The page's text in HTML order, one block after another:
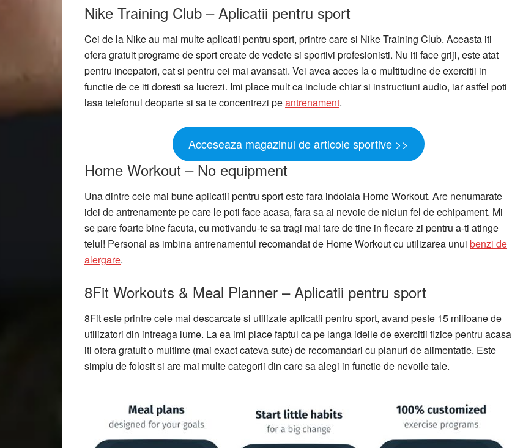
Nike Training Club – Aplicatii pentru sport
Cei de la Nike au mai multe aplicatii pentru sport, printre care si Nike Training Club. Aceasta iti
ofera gratuit programe de sport create de vedete si sportivi profesionisti. Nu iti face griji, este atat
pentru incepatori, cat si pentru cei mai avansati. Vei avea acces la o multitudine de exercitii in
functie de ce iti doresti sa lucrezi. Imi place mult ca include chiar si instructiuni audio, iar astfel poti
lasa telefonul deoparte si sa te concentrezi peantrenament.
Acceseaza magazinul de articole sportive >>
Home Workout – No equipment
Una dintre cele mai bune aplicatii pentru sport este fara indoiala Home Workout. Are nenumarate
idei de antrenamente pe care le poti face acasa, fara sa ai nevoie de niciun fel de echipament. Mi
se pare foarte bine facuta, cu motivandu-te sa tragi mai tare de tine in fiecare zi pentru a-ti atinge
telul! Personal as imbina antrenamentul recomandat de Home Workout cu utilizarea unui benzi de
alergare.
8Fit Workouts & Meal Planner – Aplicatii pentru sport
8Fit este printre cele mai descarcate si utilizate aplicatii pentru sport, avand peste 15 milioane de
utilizatori din intreaga lume. La ea imi place faptul ca pe langa ideile de exercitii fizice pentru acasa
iti ofera gratuit o multime (mai exact cateva sute) de recomandari cu planuri de alimentatie. Este
simplu de folosit si are mai multe categorii din care sa alegi in functie de nevoile tale.